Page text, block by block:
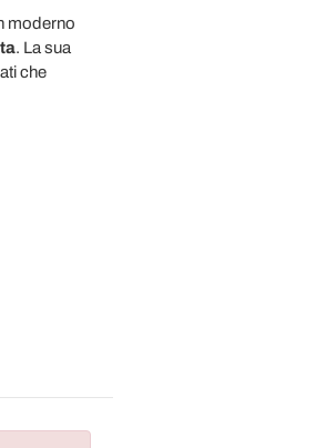
moderno
. La sua
che